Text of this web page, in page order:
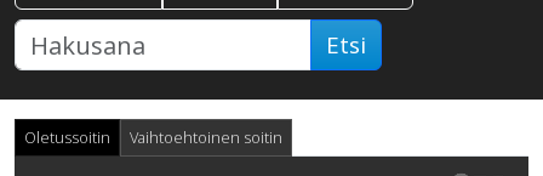
Etsi
Oletussoitin Vaihtoehtoinen soitin